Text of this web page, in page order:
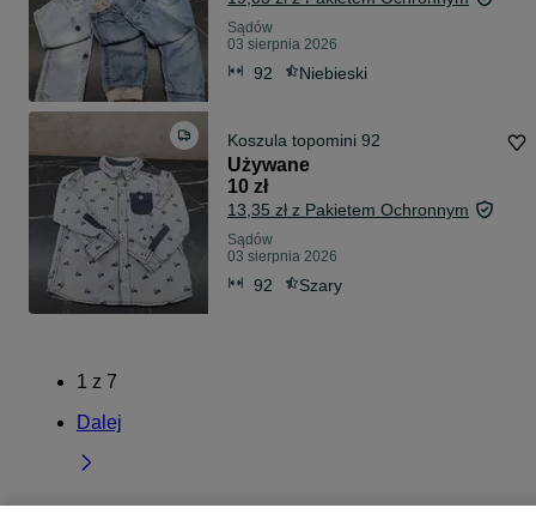
Sądów
03 sierpnia 2026
92 Niebieski
Koszula topomini 92
Używane
10 zł
13,35 zł z Pakietem Ochronnym
Sądów
03 sierpnia 2026
92 Szary
1 z 7
Dalej